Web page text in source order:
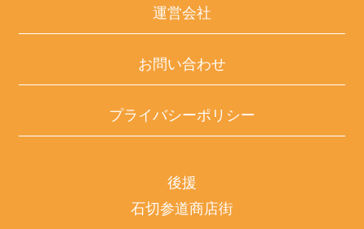
運営会社
お問い合わせ
プライバシーポリシー
後援
石切参道商店街